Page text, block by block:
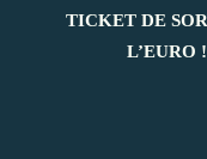
TICKET DE
L’EURO !